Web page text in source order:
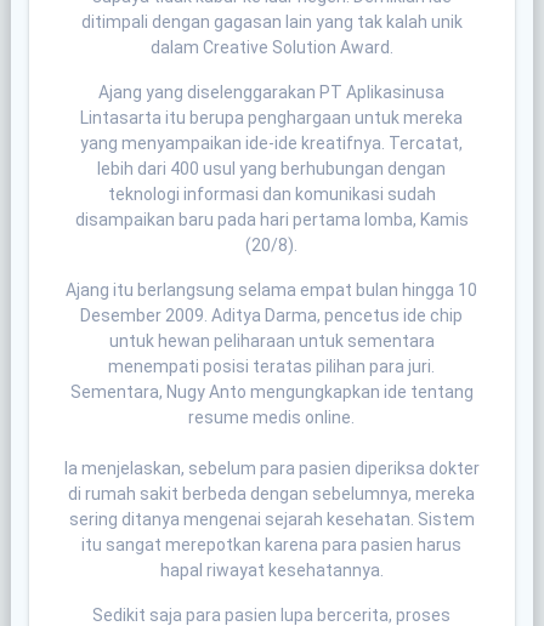
ditimpali dengan gagasan lain yang tak kalah unik
dalam Creative Solution Award.
Ajang yang diselenggarakan PT Aplikasinusa
Lintasarta itu berupa penghargaan untuk mereka
yang menyampaikan ide-ide kreatifnya. Tercatat,
lebih dari 400 usul yang berhubungan dengan
teknologi informasi dan komunikasi sudah
disampaikan baru pada hari pertama lomba, Kamis
(20/8).
Ajang itu berlangsung selama empat bulan hingga 10
Desember 2009. Aditya Darma, pencetus ide chip
untuk hewan peliharaan untuk sementara
menempati posisi teratas pilihan para juri.
Sementara, Nugy Anto mengungkapkan ide tentang
resume medis online.
Ia menjelaskan, sebelum para pasien diperiksa dokter
di rumah sakit berbeda dengan sebelumnya, mereka
sering ditanya mengenai sejarah kesehatan. Sistem
itu sangat merepotkan karena para pasien harus
hapal riwayat kesehatannya.
Sedikit saja para pasien lupa bercerita, proses